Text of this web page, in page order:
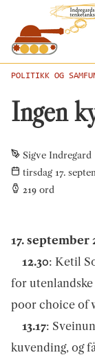
POLITIKK OG
Ingen
Sigve Indregard
tirsdag 17.
219 ord
17. september
12.30: Ketil
for utenlandske
poor choice of
13.17:
kuvending, og